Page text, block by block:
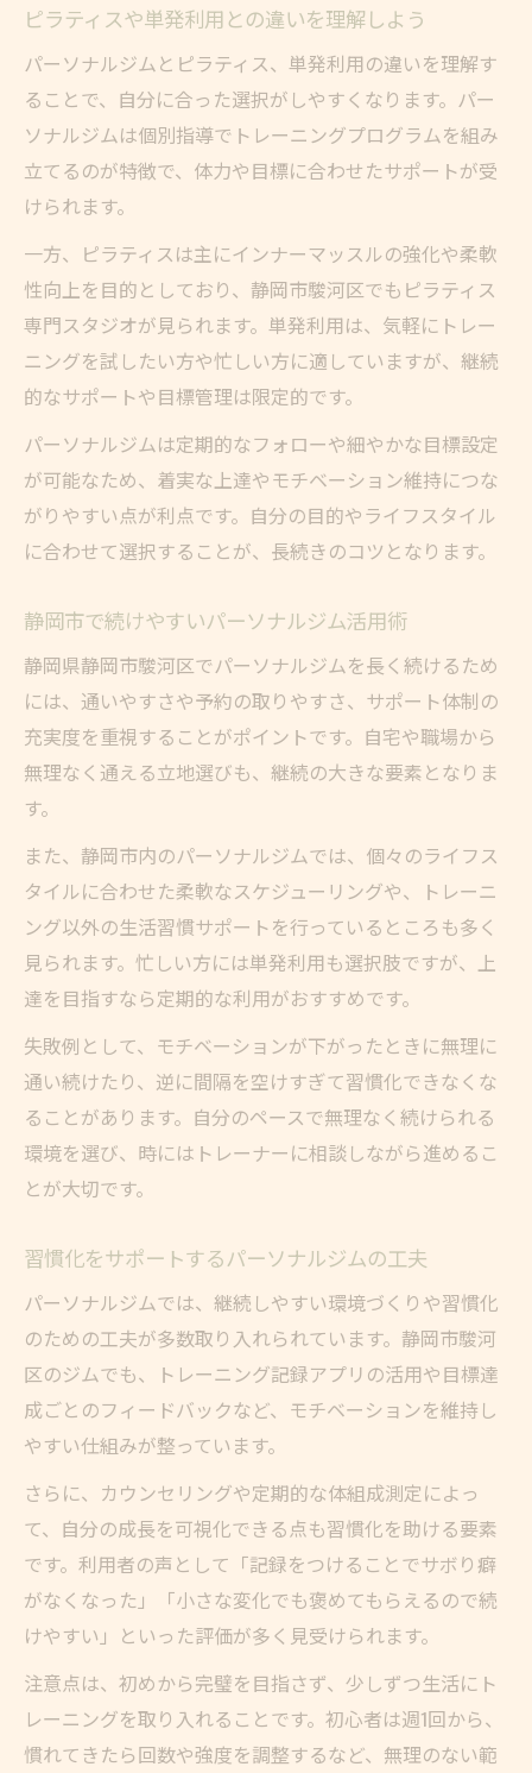
ピラティスや単発利用との違いを理解しよう
パーソナルジムとピラティス、単発利用の違いを理解す
ることで、自分に合った選択がしやすくなります。パー
ソナルジムは個別指導でトレーニングプログラムを組み
立てるのが特徴で、体力や目標に合わせたサポートが受
けられます。
一方、ピラティスは主にインナーマッスルの強化や柔軟
性向上を目的としており、静岡市駿河区でもピラティス
専門スタジオが見られます。単発利用は、気軽にトレー
ニングを試したい方や忙しい方に適していますが、継続
的なサポートや目標管理は限定的です。
パーソナルジムは定期的なフォローや細やかな目標設定
が可能なため、着実な上達やモチベーション維持につな
がりやすい点が利点です。自分の目的やライフスタイル
に合わせて選択することが、長続きのコツとなります。
静岡市で続けやすいパーソナルジム活用術
静岡県静岡市駿河区でパーソナルジムを長く続けるため
には、通いやすさや予約の取りやすさ、サポート体制の
充実度を重視することがポイントです。自宅や職場から
無理なく通える立地選びも、継続の大きな要素となりま
す。
また、静岡市内のパーソナルジムでは、個々のライフス
タイルに合わせた柔軟なスケジューリングや、トレーニ
ング以外の生活習慣サポートを行っているところも多く
見られます。忙しい方には単発利用も選択肢ですが、上
達を目指すなら定期的な利用がおすすめです。
失敗例として、モチベーションが下がったときに無理に
通い続けたり、逆に間隔を空けすぎて習慣化できなくな
ることがあります。自分のペースで無理なく続けられる
環境を選び、時にはトレーナーに相談しながら進めるこ
とが大切です。
習慣化をサポートするパーソナルジムの工夫
パーソナルジムでは、継続しやすい環境づくりや習慣化
のための工夫が多数取り入れられています。静岡市駿河
区のジムでも、トレーニング記録アプリの活用や目標達
成ごとのフィードバックなど、モチベーションを維持し
やすい仕組みが整っています。
さらに、カウンセリングや定期的な体組成測定によっ
て、自分の成長を可視化できる点も習慣化を助ける要素
です。利用者の声として「記録をつけることでサボり癖
がなくなった」「小さな変化でも褒めてもらえるので続
けやすい」といった評価が多く見受けられます。
注意点は、初めから完璧を目指さず、少しずつ生活にト
レーニングを取り入れることです。初心者は週1回から、
慣れてきたら回数や強度を調整するなど、無理のない範